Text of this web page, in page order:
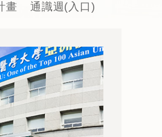
畫 通識週(入口)